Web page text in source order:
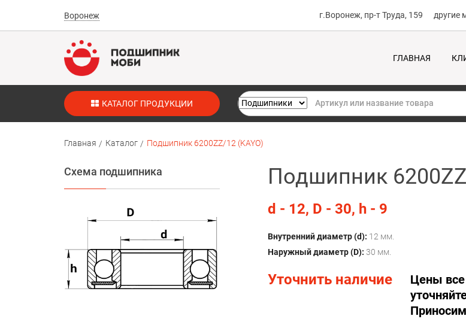
Воронеж г.Воронеж, пр-т Труда, 159 другие
ГЛАВНАЯ
КАТАЛОГ ПРОДУКЦИИ
Главная Каталог Подшипник 6200ZZ/12 (KAYO)
Подшипник
d - 12, D - 30, h - 9
Внутренний диаметр (d): 12 мм.
Наружный диаметр (D): 30 мм.
Уточнить наличие
Цены
Схема подшипника